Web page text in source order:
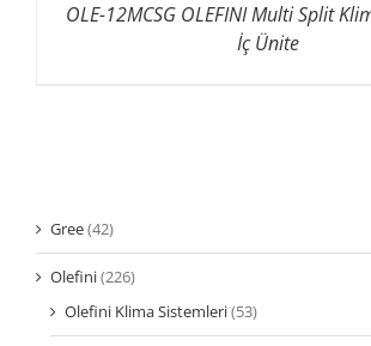
OLE-12MCSG OLEFINI Multi Split
İç Ünite
Gree(42)
Olefini(226)
Olefini Klima Sistemleri(53)